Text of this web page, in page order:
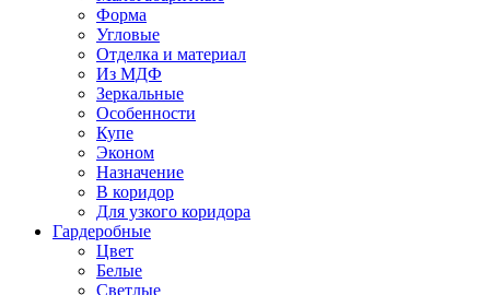
Форма
Угловые
Отделка и материал
Из МДФ
Зеркальные
Особенности
Купе
Эконом
Назначение
В коридор
Для узкого коридора
Гардеробные
Цвет
Белые
Светлые